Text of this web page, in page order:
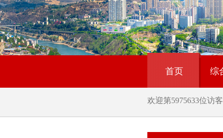
首页 综
欢迎第5975633位访客